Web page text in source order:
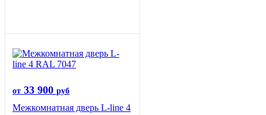
от 33 900 руб
Межкомнатная дверь L-line 4